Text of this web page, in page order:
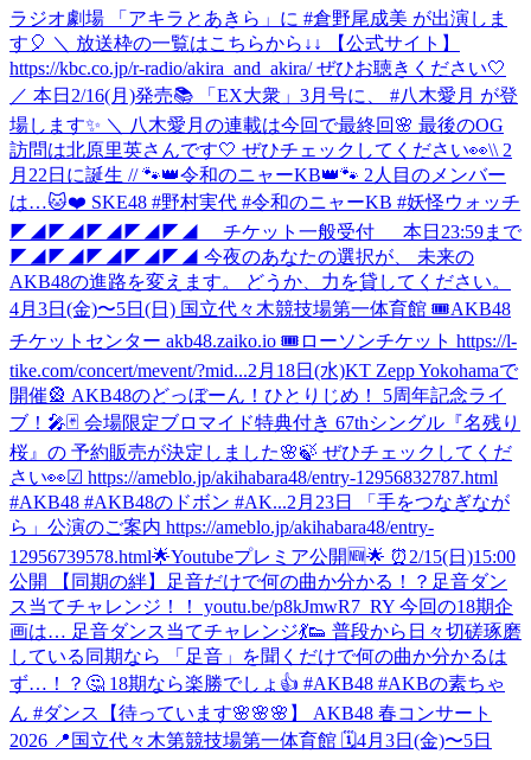
ラジオ劇場 「アキラとあきら」に #倉野尾成美 が出演しま
す🎈 ＼ 放送枠の一覧はこちらから↓↓ 【公式サイト】
https://kbc.co.jp/r-radio/akira_and_akira/ ぜひお聴きください🤍
／ 本日2/16(月)発売📚 「EX大衆」3月号に、 #八木愛月 が登
場します✨ ＼ 八木愛月の連載は今回で最終回🌸 最後のOG
訪問は北原里英さんです🤍 ぜひチェックしてください👀\\ 2
月22日に誕生 // 🐾👑令和のニャーKB👑🐾 2人目のメンバー
は…🐱❤️ SKE48 #野村実代 #令和のニャーKB #妖怪ウォッチ
◤◢◤◢◤◢◤◢◤◢ チケット一般受付 本日23:59まで
◤◢◤◢◤◢◤◢◤◢ 今夜のあなたの選択が、 未来の
AKB48の進路を変えます。 どうか、力を貸してください。
4月3日(金)〜5日(日) 国立代々木競技場第一体育館 🎟AKB48
チケットセンター akb48.zaiko.io 🎟ローソンチケット https://l-
tike.com/concert/mevent/?mid...2月18日(水)KT Zepp Yokohamaで
開催🎡 AKB48のどっぼーん！ひとりじめ！ 5周年記念ライ
ブ！🎤🃏 会場限定ブロマイド特典付き 67thシングル『名残り
桜』の 予約販売が決定しました🌸🍃 ぜひチェックしてくだ
さい👀☑︎ https://ameblo.jp/akihabara48/entry-12956832787.html
#AKB48 #AKB48のドボン #AK...2月23日 「手をつなぎなが
ら」公演のご案内 https://ameblo.jp/akihabara48/entry-
12956739578.html🌟Youtubeプレミア公開🆕🌟 ⏰2/15(日)15:00
公開 【同期の絆】足音だけで何の曲か分かる！？足音ダン
ス当てチャレンジ！！ youtu.be/p8kJmwR7_RY 今回の18期企
画は… 足音ダンス当てチャレンジ💃👟 普段から日々切磋琢磨
している同期なら 「足音」を聞くだけで何の曲か分かるは
ず…！？🤔 18期なら楽勝でしょ👍 #AKB48 #AKBの素ちゃ
ん #ダンス
【待っています🌸🌸🌸】 AKB48 春コンサート
2026 📍国立代々木第競技場第一体育館 🗓️4月3日(金)〜5日